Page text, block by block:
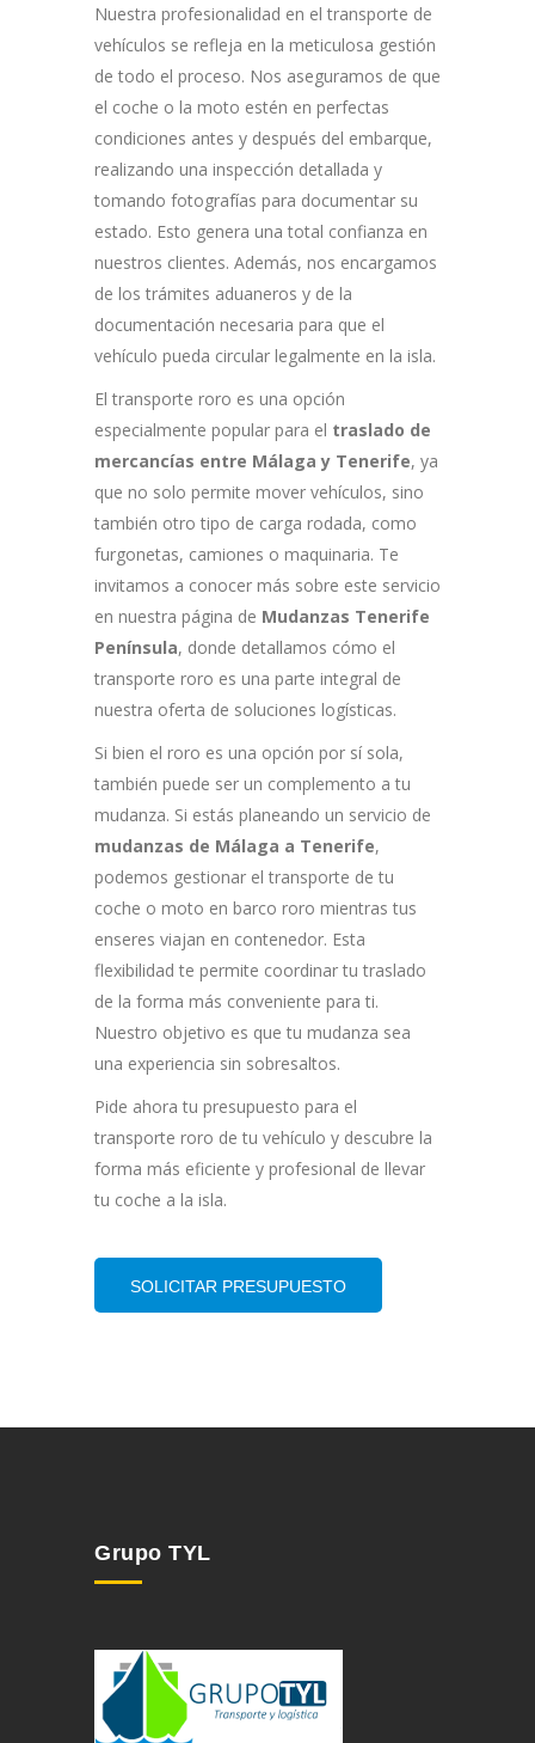
Nuestra profesionalidad en el transporte de
vehículos se refleja en la meticulosa gestión
de todo el proceso. Nos aseguramos de que
el coche o la moto estén en perfectas
condiciones antes y después del embarque,
realizando una inspección detallada y
tomando fotografías para documentar su
estado. Esto genera una total confianza en
nuestros clientes. Además, nos encargamos
de los trámites aduaneros y de la
documentación necesaria para que el
vehículo pueda circular legalmente en la isla.
El transporte roro es una opción
especialmente popular para el traslado de
mercancías entre Málaga y Tenerife, ya
que no solo permite mover vehículos, sino
también otro tipo de carga rodada, como
furgonetas, camiones o maquinaria. Te
invitamos a conocer más sobre este servicio
en nuestra página de Mudanzas Tenerife
Península, donde detallamos cómo el
transporte roro es una parte integral de
nuestra oferta de soluciones logísticas.
Si bien el roro es una opción por sí sola,
también puede ser un complemento a tu
mudanza. Si estás planeando un servicio de
mudanzas de Málaga a Tenerife,
podemos gestionar el transporte de tu
coche o moto en barco roro mientras tus
enseres viajan en contenedor. Esta
flexibilidad te permite coordinar tu traslado
de la forma más conveniente para ti.
Nuestro objetivo es que tu mudanza sea
una experiencia sin sobresaltos.
Pide ahora tu presupuesto para el
transporte roro de tu vehículo y descubre la
forma más eficiente y profesional de llevar
tu coche a la isla.
SOLICITAR PRESUPUESTO
Grupo TYL